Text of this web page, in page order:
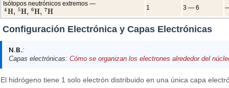
Isótopos neutrónicos extremos —
4H, 5H, 6H, 7H
4H,5 H,6H ,7H
1 3 — 6
Configuración Electrónica y Capas Electrónicas
N.B.:
Capas electrónicas: Cómo se organizan los electrones alrededor del
El hidrógeno tiene 1 solo electrón distribuido en una única capa